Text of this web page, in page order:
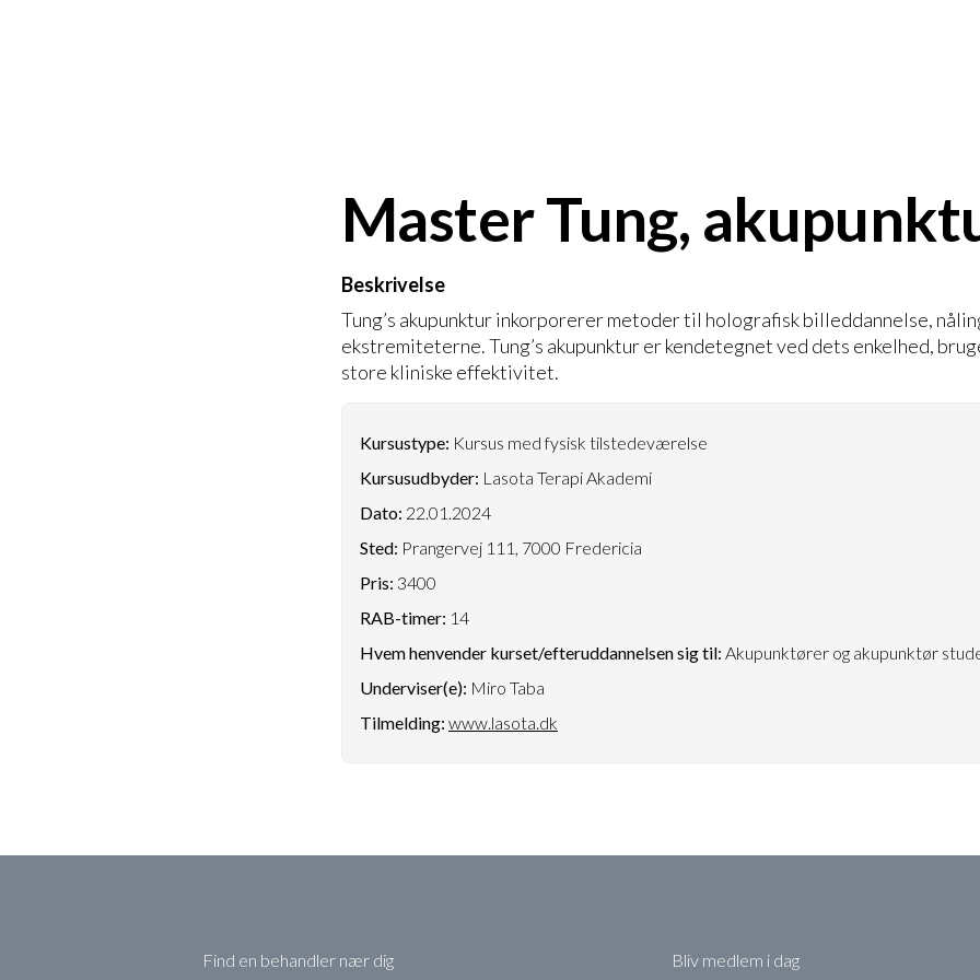
Master Tung,
Beskrivelse
Tung’s akupunktur inkorporerer metoder til holografisk billeddannelse,
ekstremiteterne. Tung’s akupunktur er kendetegnet ved dets enkelhed,
store kliniske effektivitet.
Kursustype: Kursus med fysisk tilstedeværelse
Kursusudbyder: Lasota Terapi Akademi
Dato: 22.01.2024
Sted: Prangervej 111, 7000 Fredericia
Pris: 3400
RAB-timer: 14
Hvem henvender kurset/efteruddannelsen sig til: Akupunktører og akupunktør
Underviser(e): Miro Taba
Tilmelding: www.lasota.dk
Find en behandler nær dig Bliv medlem i dag